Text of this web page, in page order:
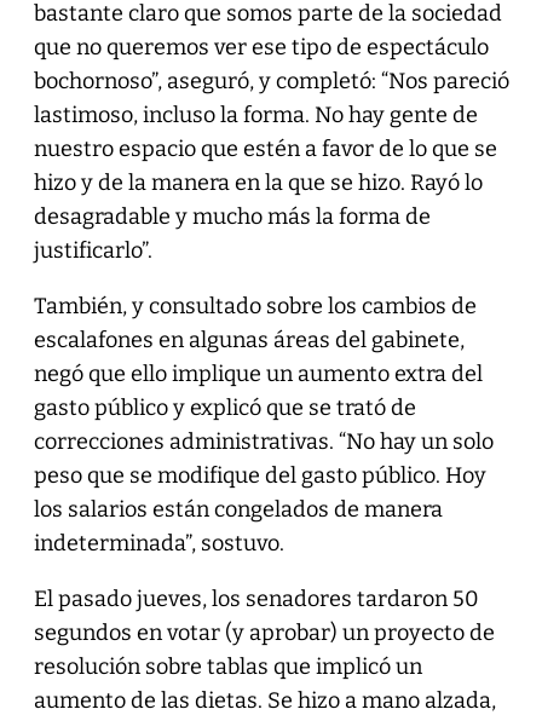
bastante claro que somos parte de la sociedad
que no queremos ver ese tipo de espectáculo
bochornoso”, aseguró, y completó: “Nos pareció
lastimoso, incluso la forma. No hay gente de
nuestro espacio que estén a favor de lo que se
hizo y de la manera en la que se hizo. Rayó lo
desagradable y mucho más la forma de
justificarlo”.
También, y consultado sobre los cambios de
escalafones en algunas áreas del gabinete,
negó que ello implique un aumento extra del
gasto público y explicó que se trató de
correcciones administrativas. “No hay un solo
peso que se modifique del gasto público. Hoy
los salarios están congelados de manera
indeterminada”, sostuvo.
El pasado jueves, los senadores tardaron 50
segundos en votar (y aprobar) un proyecto de
resolución sobre tablas que implicó un
aumento de las dietas. Se hizo a mano alzada,